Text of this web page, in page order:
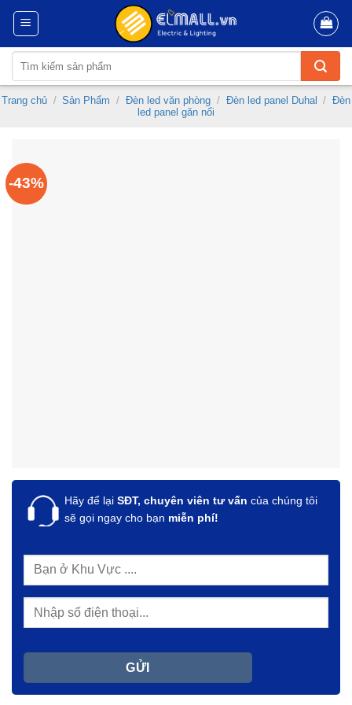
Skip
content
kiếm:
Trang chủ / Sản Phẩm / Đèn led văn phòng / Đèn led panel Duhal / Đèn
led panel găn nổi
-43%
Hãy để lại SĐT, chuyên viên tư vấn của chúng tôi
sẽ gọi ngay cho bạn miễn phí!